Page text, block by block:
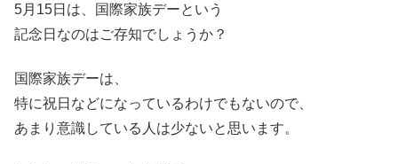
5月15日は、国際家族デーという
記念日なのはご存知でしょうか？
国際家族デーは、
特に祝日などになっているわけでもないので、
あまり意識している人は少ないと思います。